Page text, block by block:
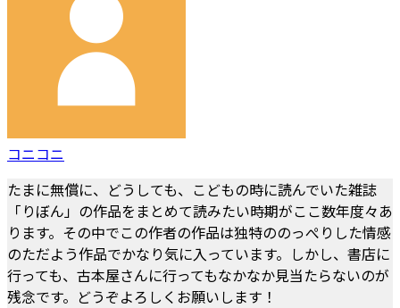
コニコニ
たまに無償に、どうしても、こどもの時に読んでいた雑誌
「りぼん」の作品をまとめて読みたい時期がここ数年度々あ
ります。その中でこの作者の作品は独特ののっぺりした情感
のただよう作品でかなり気に入っています。しかし、書店に
行っても、古本屋さんに行ってもなかなか見当たらないのが
残念です。どうぞよろしくお願いします！